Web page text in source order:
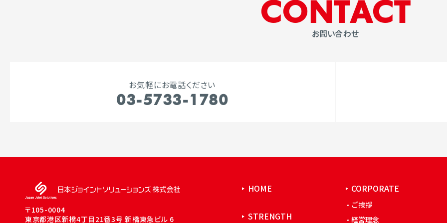
CONTACT
お問い合わせ
お気軽にお電話ください
03-5733-1780
〒105-0004
東京都港区新橋4丁目21番3号 新橋東急ビル 6
HOME
STRENGTH
CORPORATE
ご挨拶
経営理念